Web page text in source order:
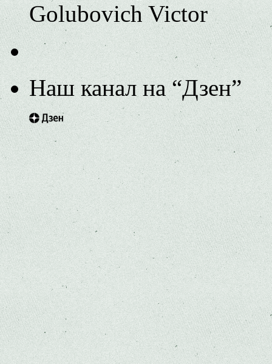
Golubovich Victor
Наш канал на “Дзен”